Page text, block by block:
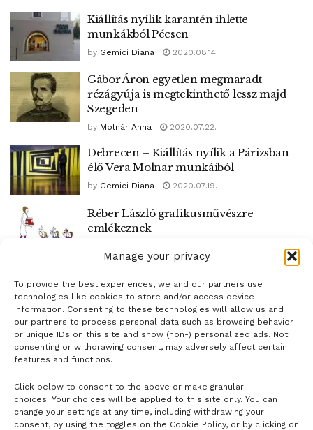
Manage your privacy
To provide the best experiences, we and our partners use
technologies like cookies to store and/or access device
information. Consenting to these technologies will allow us and
our partners to process personal data such as browsing behavior
or unique IDs on this site and show (non-) personalized ads. Not
consenting or withdrawing consent, may adversely affect certain
features and functions.
Click below to consent to the above or make granular
choices. Your choices will be applied to this site only. You can
change your settings at any time, including withdrawing your
consent, by using the toggles on the Cookie Policy, or by clicking on
Kiállítás nyílik karantén ihlette
munkákból Pécsen
by Gemici Diana 2020.08.14.
Gábor Áron egyetlen megmaradt
rézágyúja is megtekinthető lessz majd
Szegeden
by Molnár Anna 2020.07.22.
Debrecen – Kiállítás nyílik a Párizsban
élő Vera Molnar munkáiból
by Gemici Diana 2020.07.19.
Réber László grafikusművészre
emlékeznek
… 5
- H I R D E T É S -